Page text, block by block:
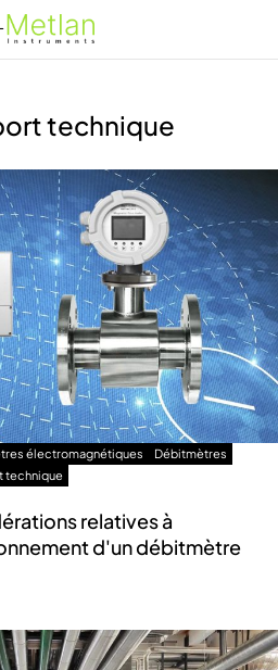
technique
électromagnétiques
Débitmètres
technique
relatives à
d'un débitmètre